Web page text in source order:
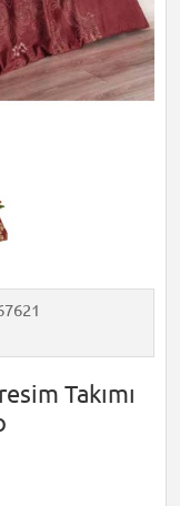
Takımı